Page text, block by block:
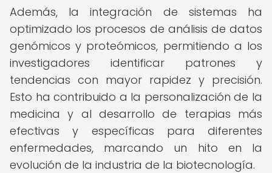
Además, la integración de sistemas ha
optimizado los procesos de análisis de datos
genómicos y proteómicos, permitiendo a los
investigadores identificar patrones y
tendencias con mayor rapidez y precisión.
Esto ha contribuido a la personalización de la
medicina y al desarrollo de terapias más
efectivas y específicas para diferentes
enfermedades, marcando un hito en la
evolución de la industria de la biotecnología.